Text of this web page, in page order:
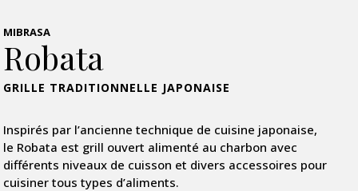
MIBRASA
Robata
GRILLE TRADITIONNELLE JAPONAISE
Inspirés par l’ancienne technique de cuisine japonaise,
le Robata est grill ouvert alimenté au charbon avec
différents niveaux de cuisson et divers accessoires pour
cuisiner tous types d’aliments.